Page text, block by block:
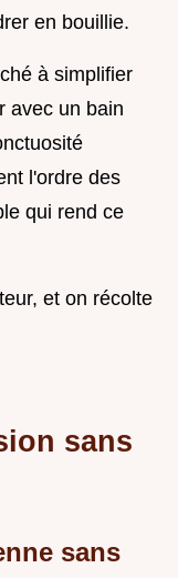
en bouillie.
à simplifier
avec un bain
l'ordre des
qui rend ce
et on récolte
sans
sans